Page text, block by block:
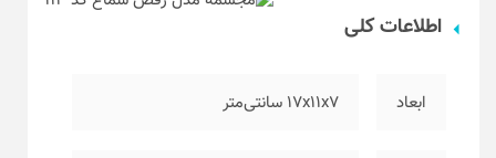
اطلاعات کلی
ابعاد ۱۷x11x7 سانتی‌متر